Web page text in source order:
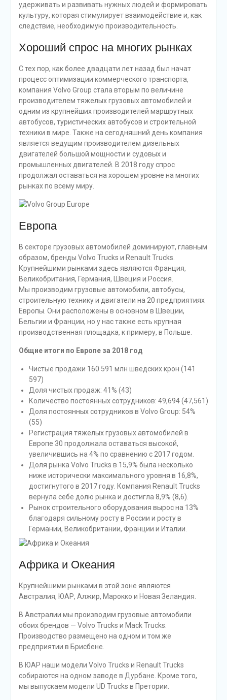
удерживать и развивать нужных людей и формировать
культуру, которая стимулирует взаимодействие и, как
следствие, необходимую производительность.
Хороший спрос на многих рынках
С тех пор, как более двадцати лет назад был начат
процесс оптимизации коммерческого транспорта,
компания Volvo Group стала вторым по величине
производителем тяжелых грузовых автомобилей и
одним из крупнейших производителей маршрутных
автобусов, туристических автобусов и строительной
техники в мире. Также на сегодняшний день компания
является ведущим производителем дизельных
двигателей большой мощности и судовых и
промышленных двигателей. В 2018 году спрос
продолжал оставаться на хорошем уровне на многих
рынках по всему миру.
Европа
В секторе грузовых автомобилей доминируют, главным
образом, бренды Volvo Trucks и Renault Trucks.
Крупнейшими рынками здесь являются Франция,
Великобритания, Германия, Швеция и Россия.
Мы производим грузовые автомобили, автобусы,
строительную технику и двигатели на 20 предприятиях
Европы. Они расположены в основном в Швеции,
Бельгии и Франции, но у нас также есть крупная
производственная площадка, к примеру, в Польше.
Общие итоги по Европе за 2018 год
Чистые продажи 160 591 млн шведских крон (141
597)
Доля чистых продаж: 41% (43)
Количество постоянных сотрудников: 49,694 (47,561)
Доля постоянных сотрудников в Volvo Group: 54%
(55)
Регистрация тяжелых грузовых автомобилей в
Европе 30 продолжала оставаться высокой,
увеличившись на 4% по сравнению с 2017 годом.
Доля рынка Volvo Trucks в 15,9% была несколько
ниже исторически максимального уровня в 16,8%,
достигнутого в 2017 году. Компания Renault Trucks
вернула себе долю рынка и достигла 8,9% (8,6).
Рынок строительного оборудования вырос на 13%
благодаря сильному росту в России и росту в
Германии, Великобритании, Франции и Италии.
Африка и Океания
Крупнейшими рынками в этой зоне являются
Австралия, ЮАР, Алжир, Марокко и Новая Зеландия.
В Австралии мы производим грузовые автомобили
обоих брендов — Volvo Trucks и Mack Trucks.
Производство размещено на одном и том же
предприятии в Брисбене.
В ЮАР наши модели Volvo Trucks и Renault Trucks
собираются на одном заводе в Дурбане. Кроме того,
мы выпускаем модели UD Trucks в Претории.